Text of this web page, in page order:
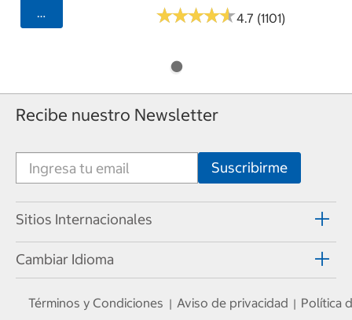
Seleccionar Código Postal
★★★★★
★★★★★4.7 (1101)
Recibe nuestro Newsletter
Sitios Internacionales
Cambiar Idioma
Términos y Condiciones | Aviso de privacidad | Política